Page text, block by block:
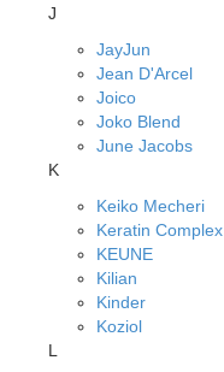
J
JayJun
Jean D'Arcel
Joico
Joko Blend
June Jacobs
K
Keiko Mecheri
Keratin Complex
KEUNE
Kilian
Kinder
Koziol
L